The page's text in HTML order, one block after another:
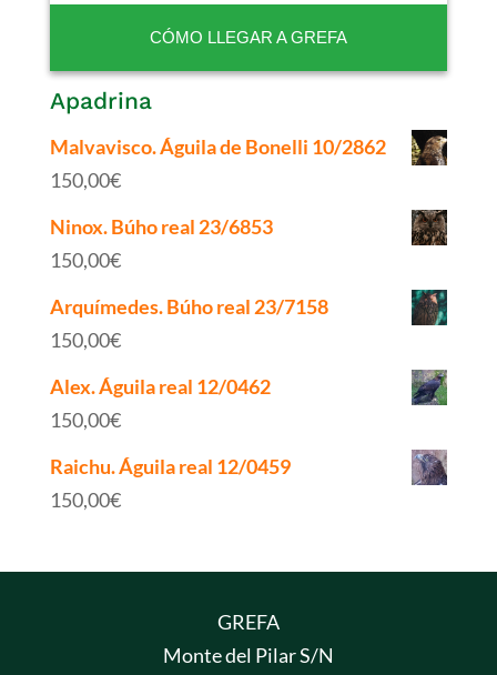
CÓMO LLEGAR A GREFA
Apadrina
Malvavisco. Águila de Bonelli 10/2862
150,00€
Ninox. Búho real 23/6853
150,00€
Arquímedes. Búho real 23/7158
150,00€
Alex. Águila real 12/0462
150,00€
Raichu. Águila real 12/0459
150,00€
GREFA
Monte del Pilar S/N